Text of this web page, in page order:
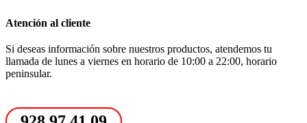
Atención al cliente
Si deseas información sobre nuestros productos, atendemos tu
llamada de lunes a viernes en horario de 10:00 a 22:00, horario
peninsular.